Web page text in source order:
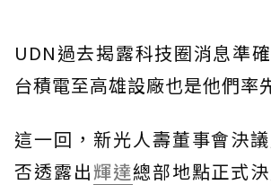
UDN過去揭露科技圈消息準
台積電至高雄設廠也是他們率
這一回，新光人壽董事會決
否透露出輝達總部地點正式